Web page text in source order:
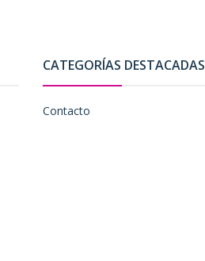
CATEGORÍAS DESTACADAS
Contacto